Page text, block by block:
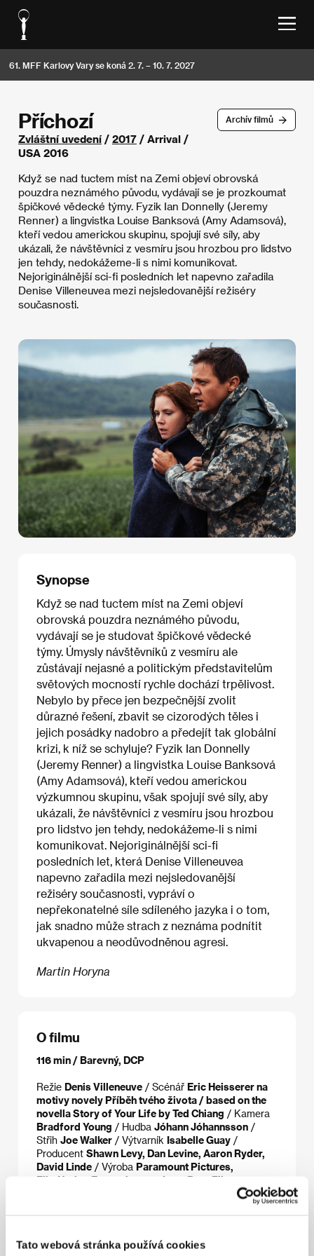
Tato webová stránka používá cookies
61. MFF Karlovy Vary se koná 2. 7. – 10. 7. 2027
Archív filmů
Příchozí
Zvláštní uvedení/ 2017 / Arrival /
USA 2016
Když se nad tuctem míst na Zemi objeví obrovská
pouzdra neznámého původu, vydávají se je prozkoumat
špičkové vědecké týmy. Fyzik Ian Donnelly (Jeremy
Renner) a lingvistka Louise Banksová (Amy Adamsová),
kteří vedou americkou skupinu, spojují své síly, aby
ukázali, že návštěvníci z vesmíru jsou hrozbou pro lidstvo
jen tehdy, nedokážeme-li s nimi komunikovat.
Nejoriginálnější sci-fi posledních let napevno zařadila
Denise Villeneuvea mezi nejsledovanější režiséry
současnosti.
Synopse
Když se nad tuctem míst na Zemi objeví
obrovská pouzdra neznámého původu,
vydávají se je studovat špičkové vědecké
týmy. Úmysly návštěvníků z vesmíru ale
zůstávají nejasné a politickým představitelům
světových mocností rychle dochází trpělivost.
Nebylo by přece jen bezpečnější zvolit
důrazné řešení, zbavit se cizorodých těles i
jejich posádky nadobro a předejít tak globální
krizi, k níž se schyluje? Fyzik Ian Donnelly
(Jeremy Renner) a lingvistka Louise Banksová
(Amy Adamsová), kteří vedou americkou
výzkumnou skupinu, však spojují své síly, aby
ukázali, že návštěvníci z vesmíru jsou hrozbou
pro lidstvo jen tehdy, nedokážeme-li s nimi
komunikovat. Nejoriginálnější sci-fi
posledních let, která Denise Villeneuvea
napevno zařadila mezi nejsledovanější
režiséry současnosti, vypráví o
nepřekonatelné síle sdíleného jazyka i o tom,
jak snadno může strach z neznáma podnítit
ukvapenou a neodůvodněnou agresi.
Martin Horyna
O filmu
116 min / Barevný, DCP
Režie Denis Villeneuve / Scénář Eric Heisserer na
motivy novely Příběh tvého života / based on the
novella Story of Your Life by Ted Chiang / Kamera
Bradford Young / Hudba Jóhann Jóhannsson /
Střih Joe Walker / Výtvarník Isabelle Guay /
Producent Shawn Levy, Dan Levine, Aaron Ryder,
David Linde / Výroba Paramount Pictures,
FilmNation Entertainment, Lava Bear Films, 21
Jeremy Renner, Amy
Falcon a.s.